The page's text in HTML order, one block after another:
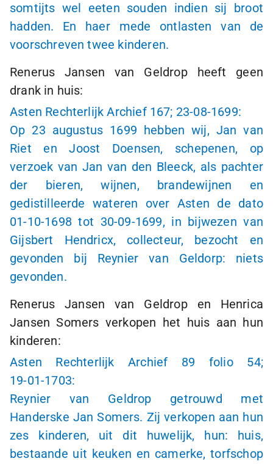
somtijts wel eeten souden indien sij broot
hadden. En haer mede ontlasten van de
voorschreven twee kinderen.
Renerus Jansen van Geldrop heeft geen
drank in huis:
Asten Rechterlijk Archief 167; 23-08-1699:
Op 23 augustus 1699 hebben wij, Jan van
Riet en Joost Doensen, schepenen, op
verzoek van Jan van den Bleeck, als pachter
der bieren, wijnen, brandewijnen en
gedistilleerde wateren over Asten de dato
01-10-1698 tot 30-09-1699, in bijwezen van
Gijsbert Hendricx, collecteur, bezocht en
gevonden bij Reynier van Geldorp: niets
gevonden.
Renerus Jansen van Geldrop en Henrica
Jansen Somers verkopen het huis aan hun
kinderen:
Asten Rechterlijk Archief 89 folio 54;
19-01-1703:
Reynier van Geldrop getrouwd met
Handerske Jan Somers. Zij verkopen aan hun
zes kinderen, uit dit huwelijk, hun: huis,
bestaande uit keuken en camerke, torfschop